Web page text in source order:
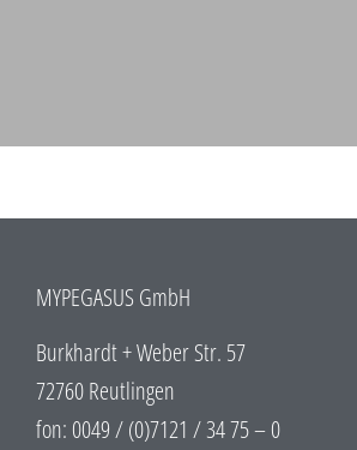
MYPEGASUS GmbH
Burkhardt + Weber Str. 57
72760 Reutlingen
fon: 0049 / (0)7121 / 34 75 – 0